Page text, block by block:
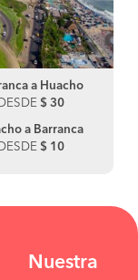
a Huacho
DESDE $ 30
a Barranca
DESDE $ 10
Nuestra